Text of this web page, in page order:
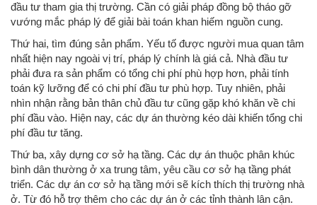
đầu tư tham gia thị trường. Cần có giải pháp đồng bộ tháo gỡ
vướng mắc pháp lý để giải bài toán khan hiếm nguồn cung.
Thứ hai, tìm đúng sản phẩm. Yếu tố được người mua quan tâm
nhất hiện nay ngoài vị trí, pháp lý chính là giá cả. Nhà đầu tư
phải đưa ra sản phẩm có tổng chi phí phù hợp hơn, phải tính
toán kỹ lưỡng để có chi phí đầu tư phù hợp. Tuy nhiên, phải
nhìn nhận rằng bản thân chủ đầu tư cũng gặp khó khăn về chi
phí đầu vào. Hiện nay, các dự án thường kéo dài khiến tổng chi
phí đầu tư tăng.
Thứ ba, xây dựng cơ sở hạ tầng. Các dự án thuộc phân khúc
bình dân thường ở xa trung tâm, yêu cầu cơ sở hạ tầng phát
triển. Các dự án cơ sở hạ tầng mới sẽ kích thích thị trường nhà
ở. Từ đó hỗ trợ thêm cho các dự án ở các tỉnh thành lân cận.